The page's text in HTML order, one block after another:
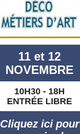
11 et 12
NOVEMBRE
10H30 - 18H
ENTRÉE LIBRE
Cliquez ici pour